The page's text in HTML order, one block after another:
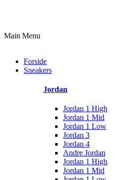
Main Menu
Forside
Sneakers
Jordan
Jordan 1 High
Jordan 1 Mid
Jordan 1 Low
Jordan 3
Jordan 4
Andre Jordan
Jordan 1 High
Jordan 1 Mid